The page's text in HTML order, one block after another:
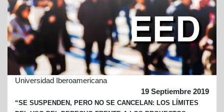
Universidad Iberoamericana
19 Septiembre 2019
“SE SUSPENDEN, PERO NO SE CANCELAN: LOS LÍMITES